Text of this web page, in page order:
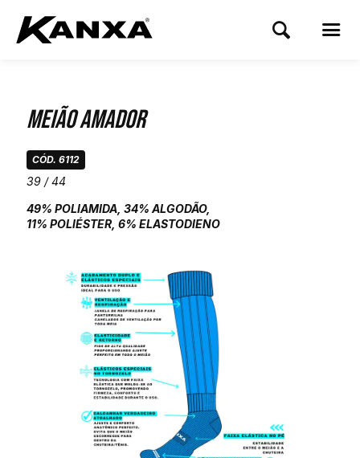
Meião Amador
CÓD. 6112
39 / 44
49% POLIAMIDA, 34% ALGODÃO,
11% POLIÉSTER, 6% ELASTODIENO